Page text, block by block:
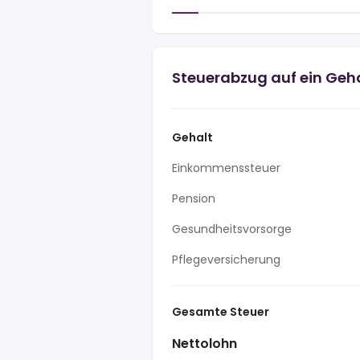
Steuerabzug auf ein
Gehalt
Einkommenssteuer
Pension
Gesundheitsvorsorge
Pflegeversicherung
Gesamte Steuer
Nettolohn